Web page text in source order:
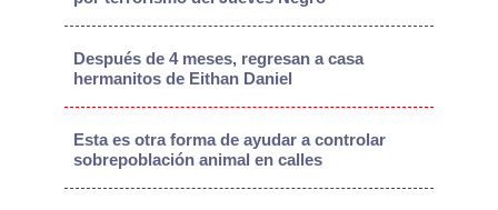
Después de 4 meses, regresan a casa
hermanitos de Eithan Daniel
Esta es otra forma de ayudar a controlar
sobrepoblación animal en calles